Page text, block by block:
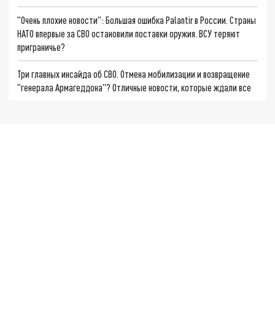
"Очень плохие новости": Большая ошибка Palantir в России. Страны
НАТО впервые за СВО остановили поставки оружия. ВСУ теряют
приграничье?
Три главных инсайда об СВО. Отмена мобилизации и возвращение
"генерала Армагеддона"? Отличные новости, которые ждали все